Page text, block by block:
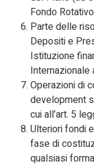
Fondo
Parte delle
Depositi e
Istituzione
Internazionale
Operazioni di
development
cui all’art. 5
Ulteriori fondi
fase di
qualsiasi